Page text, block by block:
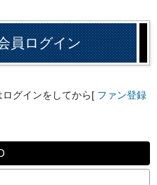
員ログイン
ログインをしてから[ ファン登録